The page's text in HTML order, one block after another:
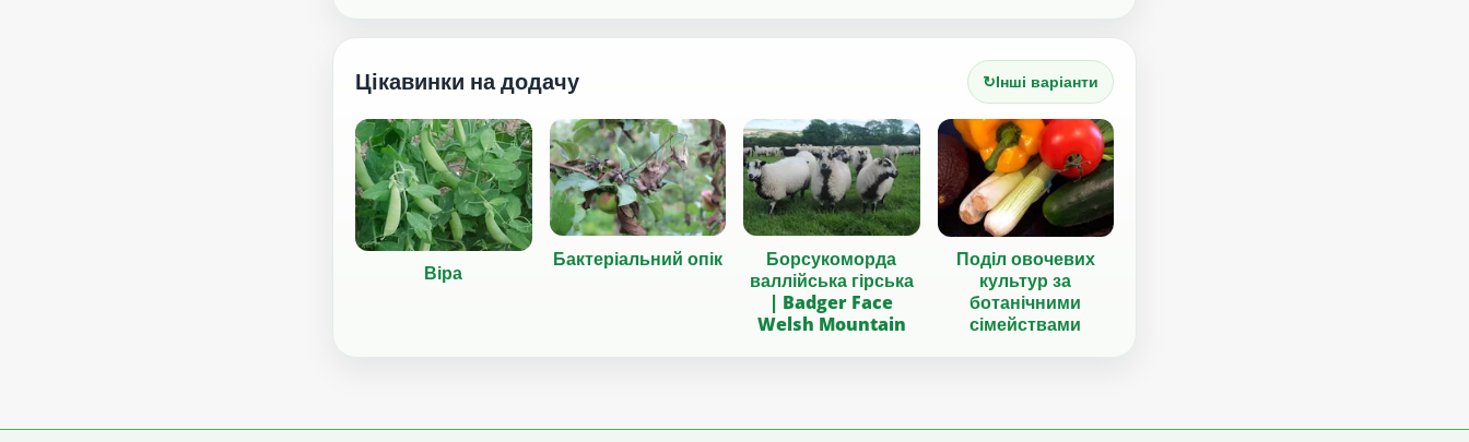
Цікавинки на додачу ↻Інші варіанти
Віра
Бактеріальний опік
Борсукоморда
валлійська гірська
| Badger Face
Welsh Mountain
Поділ овочевих
культур за
ботанічними
сімействами